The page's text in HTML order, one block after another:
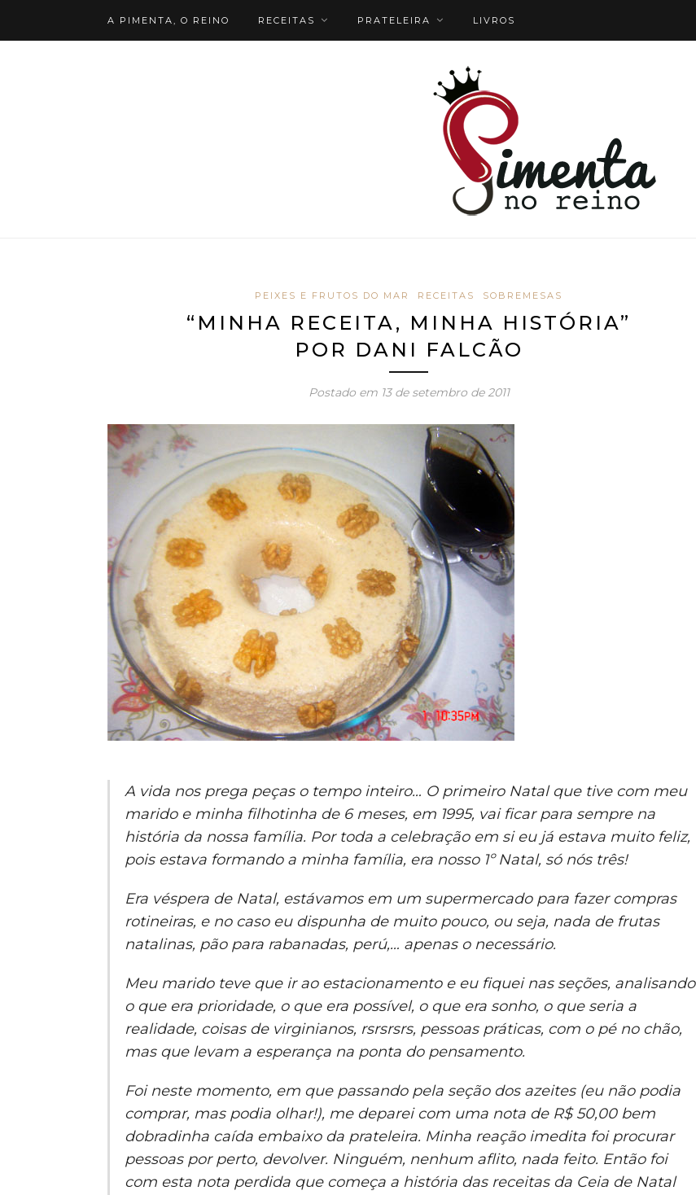
A PIMENTA, O REINO RECEITAS PRATELEIRA LIVROS
PEIXES E FRUTOS DO MAR RECEITAS SOBREMESAS
“MINHA RECEITA, MINHA HISTÓRIA”
POR DANI FALCÃO
Postado em 13 de setembro de 2011
A vida nos prega peças o tempo inteiro… O primeiro Natal que tive com meu
marido e minha filhotinha de 6 meses, em 1995, vai ficar para sempre na
história da nossa família. Por toda a celebração em si eu já estava muito feliz,
pois estava formando a minha família, era nosso 1º Natal, só nós três!
Era véspera de Natal, estávamos em um supermercado para fazer compras
rotineiras, e no caso eu dispunha de muito pouco, ou seja, nada de frutas
natalinas, pão para rabanadas, perú,… apenas o necessário.
Meu marido teve que ir ao estacionamento e eu fiquei nas seções, analisando
o que era prioridade, o que era possível, o que era sonho, o que seria a
realidade, coisas de virginianos, rsrsrsrs, pessoas práticas, com o pé no chão,
mas que levam a esperança na ponta do pensamento.
Foi neste momento, em que passando pela seção dos azeites (eu não podia
comprar, mas podia olhar!), me deparei com uma nota de R$ 50,00 bem
dobradinha caída embaixo da prateleira. Minha reação imedita foi procurar
pessoas por perto, devolver. Ninguém, nenhum aflito, nada feito. Então foi
com esta nota perdida que começa a história das receitas da Ceia de Natal